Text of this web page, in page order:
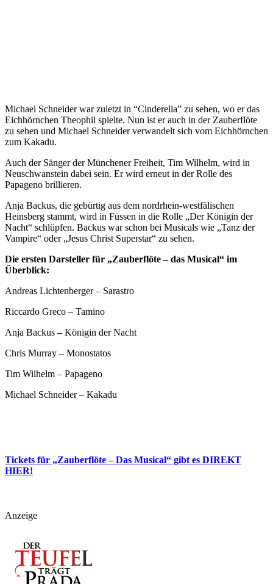
Michael Schneider war zuletzt in “Cinderella” zu sehen, wo er das
Eichhörnchen Theophil spielte. Nun ist er auch in der Zauberflöte
zu sehen und Michael Schneider verwandelt sich vom Eichhörnchen
zum Kakadu.
Auch der Sänger der Münchener Freiheit, Tim Wilhelm, wird in
Neuschwanstein dabei sein. Er wird erneut in der Rolle des
Papageno brillieren.
Anja Backus, die gebürtig aus dem nordrhein-westfälischen
Heinsberg stammt, wird in Füssen in die Rolle „Der Königin der
Nacht“ schlüpfen. Backus war schon bei Musicals wie „Tanz der
Vampire“ oder „Jesus Christ Superstar“ zu sehen.
Die ersten Darsteller für „Zauberflöte – das Musical“ im
Überblick:
Andreas Lichtenberger – Sarastro
Riccardo Greco – Tamino
Anja Backus – Königin der Nacht
Chris Murray – Monostatos
Tim Wilhelm – Papageno
Michael Schneider – Kakadu
Tickets für „Zauberflöte – Das Musical“ gibt es DIREKT
HIER!
Anzeige